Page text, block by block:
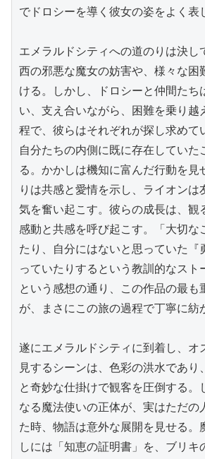
でドロシーを導く彼女の姿をよく表
エメラルドシティへの道のりは決し
西の邪悪な魔女の妨害や、様々な困
ける。しかし、ドロシーと仲間たち
い、支え合いながら、困難を乗り越
程で、彼らはそれぞれが探し求めて
自分たちの内側に既に存在していた
る。かかしは機知に富んだ行動を見
りは共感と愛情を示し、ライオンは
気を奮い起こす。彼らの成長は、観
感動と共感を呼び起こす。「大切な
たり、自分にはないと思っていた『
っていたりするという教訓的なスト
という感想の通り、この作品の最も
が、まさにこの旅の過程で丁寧に紡
遂にエメラルドシティに到着し、オ
見するシーンは、色彩の洪水であり
と奇妙な仕掛けで観客を圧倒する。
なる魔法使いの正体が、実はただの
た時、物語は意外な展開を見せる。
しには「知恵の証明書」を、ブリキ